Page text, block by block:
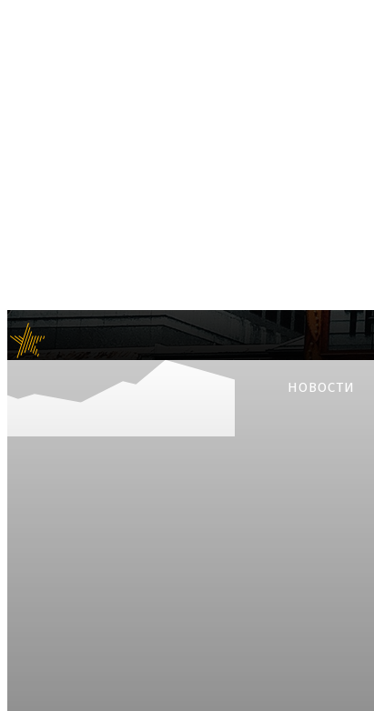
e-news24.ru
НОВОСТИ